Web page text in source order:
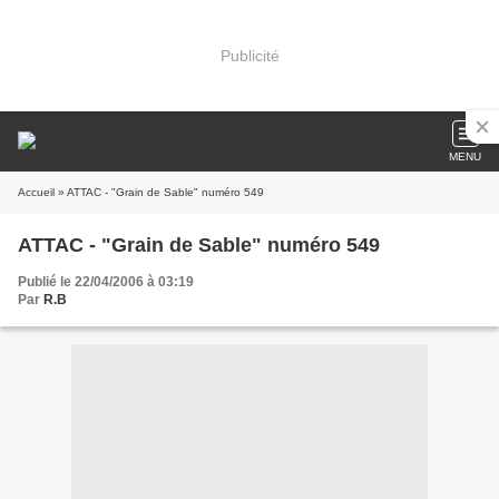
Publicité
MENU
Accueil » ATTAC - "Grain de Sable" numéro 549
ATTAC - "Grain de Sable" numéro 549
Publié le 22/04/2006 à 03:19
Par R.B